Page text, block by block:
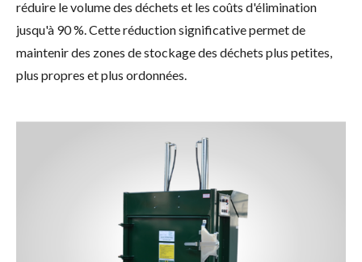
réduire le volume des déchets et les coûts d'élimination
jusqu'à 90 %. Cette réduction significative permet de
maintenir des zones de stockage des déchets plus petites,
plus propres et plus ordonnées.